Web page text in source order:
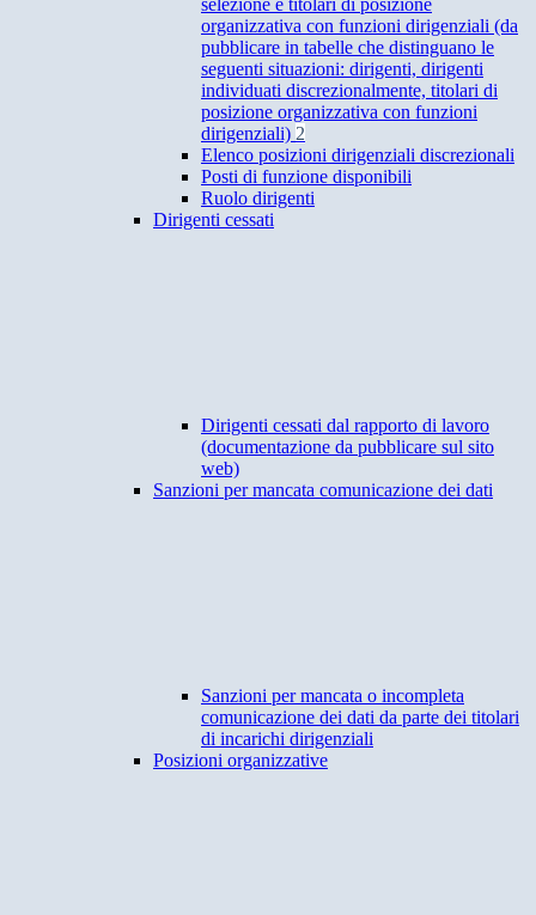
selezione e titolari di posizione
organizzativa con funzioni dirigenziali (da
pubblicare in tabelle che distinguano le
seguenti situazioni: dirigenti, dirigenti
individuati discrezionalmente, titolari di
posizione organizzativa con funzioni
dirigenziali) 2
Elenco posizioni dirigenziali discrezionali
Posti di funzione disponibili
Ruolo dirigenti
Dirigenti cessati
Dirigenti cessati dal rapporto di lavoro
(documentazione da pubblicare sul sito
web)
Sanzioni per mancata comunicazione dei dati
Sanzioni per mancata o incompleta
comunicazione dei dati da parte dei titolari
di incarichi dirigenziali
Posizioni organizzative